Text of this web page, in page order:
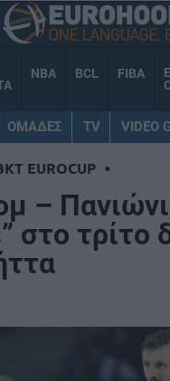
NBA BCL FIBA
ΟΜΑΔΕΣ TV VIDEO
EUROCUP •
–
στο τρίτο